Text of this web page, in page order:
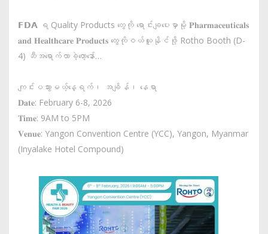
𝗙𝗗𝗔 ရ Quality Products တွေကို ရောင်းချပေးမှာမို့ 𝐏𝐡𝐚𝐫𝐦𝐚𝐜𝐞𝐮𝐭𝐢𝐜𝐚𝐥𝐬
𝐚𝐧𝐝 𝐇𝐞𝐚𝐥𝐭𝐡𝐜𝐚𝐫𝐞 𝐏𝐫𝐨𝐝𝐮𝐜𝐭𝐬 တွေကိုဝယ်ယူနိုင်ဖို့ Rotho Booth (D-
4) ဆီအရောက်လာခဲ့တော့နော်…
ကျင်းပသွားမယ့်နေ့ရက်၊ အချိန်၊ နေရာ
𝐃𝐚𝐭𝐞: February 6-8, 2026
𝐓𝐢𝐦𝐞: 9AM to 5PM
𝐕𝐞𝐧𝐮𝐞: Yangon Convention Centre (YCC), Yangon, Myanmar
(Inyalake Hotel Compound)